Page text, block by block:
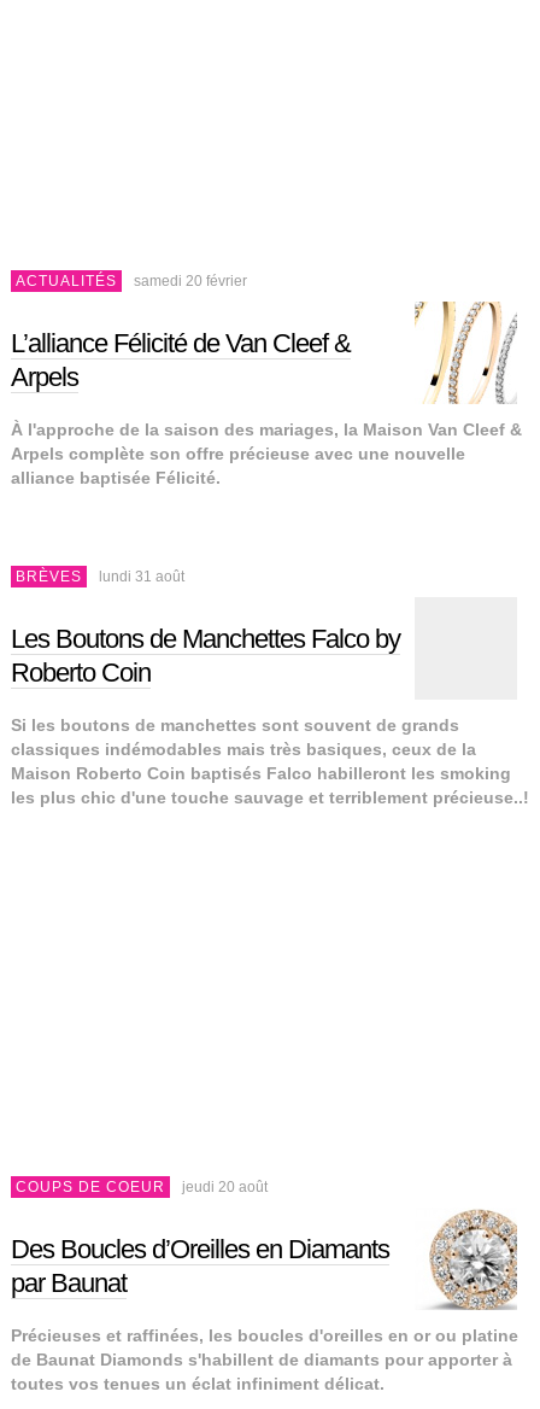
ACTUALITÉS samedi 20 février
L’alliance Félicité de Van Cleef &
Arpels
À l'approche de la saison des mariages, la Maison Van Cleef &
Arpels complète son offre précieuse avec une nouvelle
alliance baptisée Félicité.
BRÈVES lundi 31 août
Les Boutons de Manchettes Falco by
Roberto Coin
Si les boutons de manchettes sont souvent de grands
classiques indémodables mais très basiques, ceux de la
Maison Roberto Coin baptisés Falco habilleront les smoking
les plus chic d'une touche sauvage et terriblement précieuse..!
COUPS DE COEUR jeudi 20 août
Des Boucles d’Oreilles en Diamants
par Baunat
Précieuses et raffinées, les boucles d'oreilles en or ou platine
de Baunat Diamonds s'habillent de diamants pour apporter à
toutes vos tenues un éclat infiniment délicat.